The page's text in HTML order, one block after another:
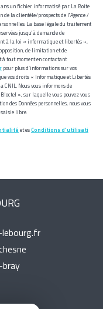
un fichier informatisé par La Boite
de la clientèle/prospects de l'Agence /
La base légale du traitement
jusqu'à demande de
à la loi « informatique et libertés »,
de limitation et de
à tout moment en contactant
pour plus d’informations sur vos
vos droits « Informatique et Libertés
CNIL. Nous vous informons de
», sur laquelle vous pouvez vous
des Données personnelles, nous vous
saisie libre.
et es Conditions d'utilisati
bray